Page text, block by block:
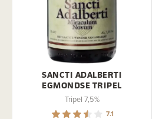
SANCTI ADALBERTI
EGMONDSE TRIPEL
Tripel 7,5%
7.1